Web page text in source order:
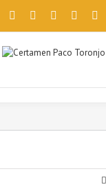
Facebook
TwitterInstagram
y de terceros
consideramos